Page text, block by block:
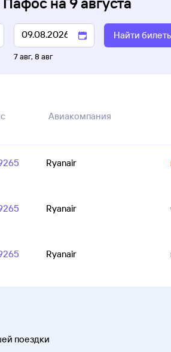
7 авг, 8 авг
Найти
Авиакомпания
Ryanair
Ryanair
Ryanair
поездки